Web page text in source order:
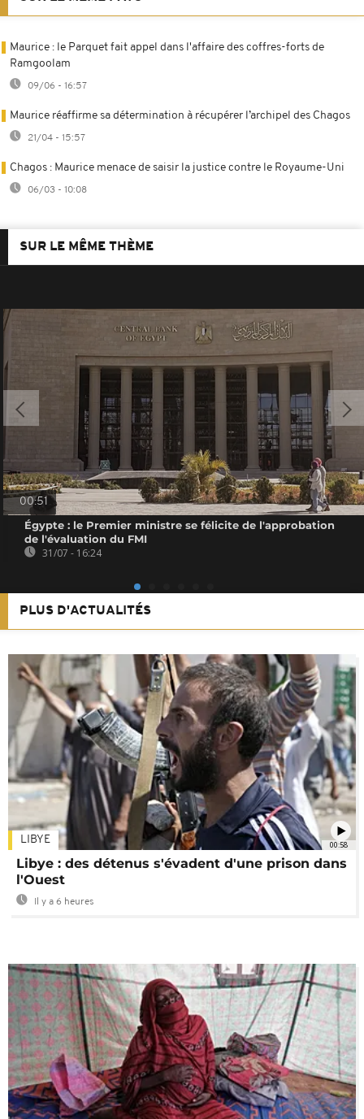
Maurice : le Parquet fait appel dans l'affaire des coffres-forts de
Ramgoolam
09/06 - 16:57
Maurice réaffirme sa détermination à récupérer l’archipel des Chagos
21/04 - 15:57
Chagos : Maurice menace de saisir la justice contre le Royaume-Uni
06/03 - 10:08
SUR LE MÊME THÈME
00:51
Égypte : le Premier ministre se félicite de l'approbation
de l'évaluation du FMI
31/07 - 16:24
PLUS D'ACTUALITÉS
00:58
LIBYE
Libye : des détenus s'évadent d'une prison dans
l'Ouest
Il y a 6 heures